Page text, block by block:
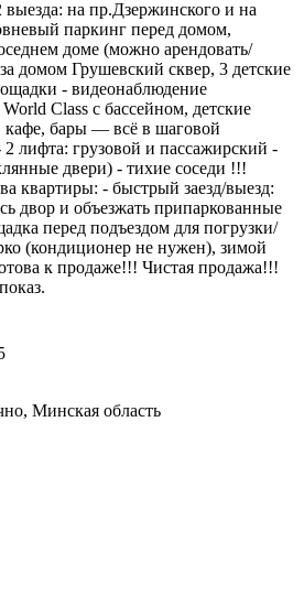
на пр.Дзержинского и на
паркинг перед домом,
доме (можно арендовать/
домом Грушевский сквер, 3 детские
- видеонаблюдение
Class с бассейном, детские
бары — всё в шаговой
лифта: грузовой и пассажирский -
двери) - тихие соседи !!!
квартиры: - быстрый заезд/выезд:
двор и объезжать припаркованные
перед подъездом для погрузки/
(кондиционер не нужен), зимой
к продаже!!! Чистая продажа!!!
Минская область